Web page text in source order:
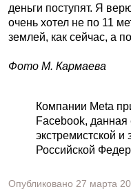
деньги поступят. Я
очень хотел не по 11
землей, как сейчас, а
Фото М. Кармаева
Компании Meta
Facebook, данная
экстремистской
Российской
Опубликовано 27 марта